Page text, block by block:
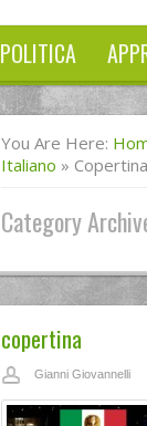
POLITICA
You Are Here:
Italiano » Copertina
Category
copertina
Gianni Giovannelli